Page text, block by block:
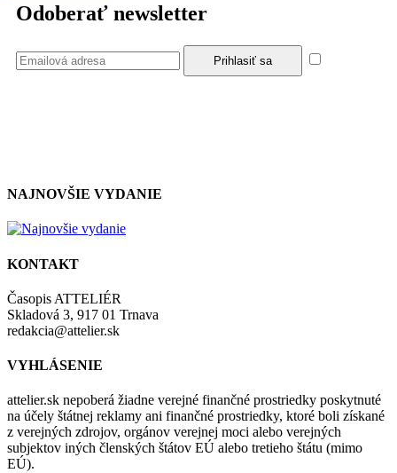
Odoberať newsletter
NAJNOVŠIE VYDANIE
KONTAKT
Časopis ATTELIÉR
Skladová 3, 917 01 Trnava
redakcia@attelier.sk
VYHLÁSENIE
attelier.sk nepoberá žiadne verejné finančné prostriedky poskytnuté
na účely štátnej reklamy ani finančné prostriedky, ktoré boli získané
z verejných zdrojov, orgánov verejnej moci alebo verejných
subjektov iných členských štátov EÚ alebo tretieho štátu (mimo
EÚ).